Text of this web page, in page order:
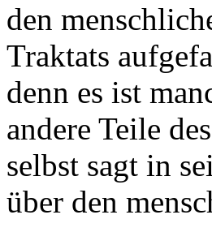
den
Traktats
denn es ist
andere Teile
selbst sagt in
über den